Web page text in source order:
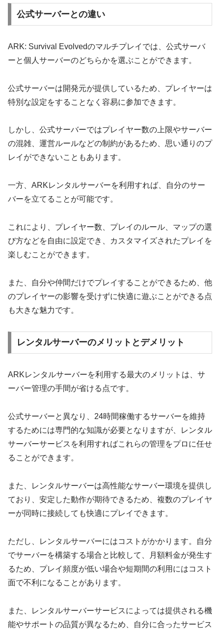
公式サーバーとの違い
ARK: Survival Evolvedのマルチプレイでは、公式サーバ
ーと個人サーバーのどちらかを選ぶことができます。
公式サーバーは開発元が提供しているため、プレイヤーは
特別な設定をすることなく容易に参加できます。
しかし、公式サーバーではプレイヤー数の上限やサーバー
の混雑、運営ルールなどの制約があるため、思い通りのプ
レイができないこともあります。
一方、ARKレンタルサーバーを利用すれば、自分のサー
バーを立てることが可能です。
これにより、プレイヤー数、プレイのルール、マップの選
び方などを自由に設定でき、カスタマイズされたプレイを
楽しむことができます。
また、自分や仲間だけでプレイすることができるため、他
のプレイヤーの影響を受けずに快適に遊ぶことができる点
も大きな魅力です。
レンタルサーバーのメリットとデメリット
ARKレンタルサーバーを利用する最大のメリットは、サ
ーバー管理の手間が省ける点です。
公式サーバーと異なり、24時間稼働するサーバーを維持
するためには専門的な知識が必要となりますが、レンタル
サーバーサービスを利用すればこれらの管理をプロに任せ
ることができます。
また、レンタルサーバーは高性能なサーバー環境を提供し
ており、安定した動作が期待できるため、複数のプレイヤ
ーが同時に接続しても快適にプレイできます。
ただし、レンタルサーバーにはコストがかかります。自分
でサーバーを構築する場合と比較して、月額料金が発生す
るため、プレイ頻度が低い場合や短期間の利用にはコスト
面で不利になることがあります。
また、レンタルサーバーサービスによっては提供される機
能やサポートの品質が異なるため、自分に合ったサービス